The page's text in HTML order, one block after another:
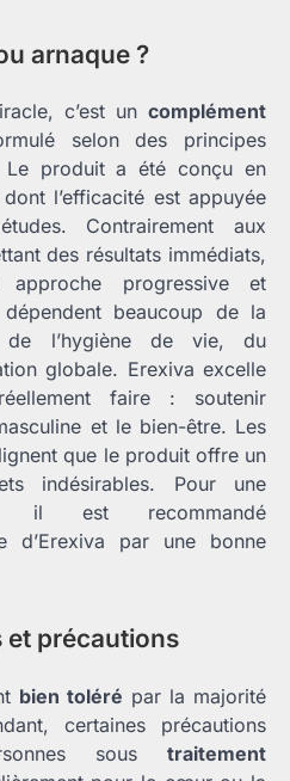
arnaque ?
c’est un complément
selon des principes
Le produit a été conçu en
l’efficacité est appuyée
Contrairement aux
des résultats immédiats,
progressive et
beaucoup de la
de l’hygiène de vie, du
globale. Erexiva excelle
faire : soutenir
et le bien-être. Les
que le produit offre un
indésirables. Pour une
il est recommandé
d’Erexiva par une bonne
précautions
bien toléré par la majorité
certaines précautions
sous traitement